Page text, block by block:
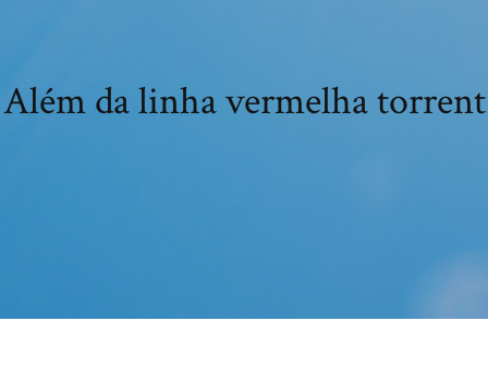
Além da linha vermelha torrent